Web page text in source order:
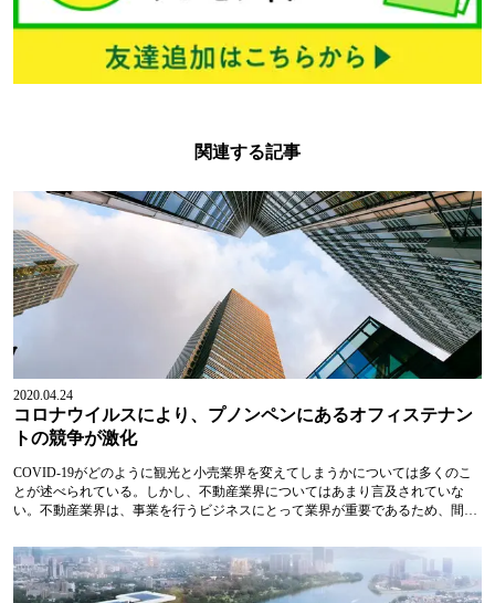
関連する記事
2020.04.24
コロナウイルスにより、プノンペンにあるオフィステナン
トの競争が激化
COVID-19がどのように観光と小売業界を変えてしまうかについては多くのこ
とが述べられている。しかし、不動産業界についてはあまり言及されていな
い。不動産業界は、事業を行うビジネスにとって業界が重要であるため、間違
仕事をするためにオフィスが必要だ。ナイトフランクの2019年不動産報告書に
よると、カンボジア王国のオフィススペースはプノンペンに集中しており、特
にダウンペン地区、チャムカモン地区、ボンケンコン地区そして7マカラ地区